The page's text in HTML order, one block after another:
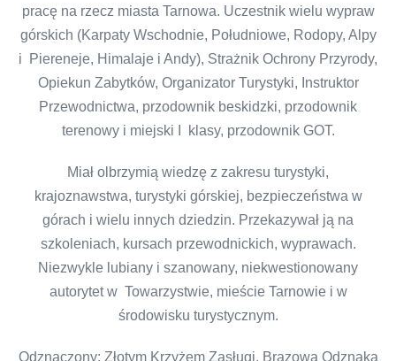
pracę na rzecz miasta Tarnowa. Uczestnik wielu wypraw
górskich (Karpaty Wschodnie, Południowe, Rodopy, Alpy
i Piereneje, Himalaje i Andy), Strażnik Ochrony Przyrody,
Opiekun Zabytków, Organizator Turystyki, Instruktor
Przewodnictwa, przodownik beskidzki, przodownik
terenowy i miejski I klasy, przodownik GOT.
Miał olbrzymią wiedzę z zakresu turystyki,
krajoznawstwa, turystyki górskiej, bezpieczeństwa w
górach i wielu innych dziedzin. Przekazywał ją na
szkoleniach, kursach przewodnickich, wyprawach.
Niezwykle lubiany i szanowany, niekwestionowany
autorytet w Towarzystwie, mieście Tarnowie i w
środowisku turystycznym.
Odznaczony: Złotym Krzyżem Zasługi, Brązową Odznaką